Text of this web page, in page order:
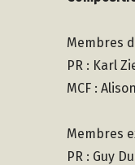
Membres
PR : Karl
MCF :
Membres
PR : Guy